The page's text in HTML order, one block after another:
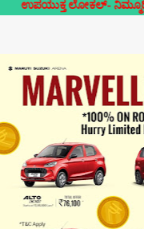
ನಿಮ್ಮೂರಿನ ನಿಮ್ಮದೇ